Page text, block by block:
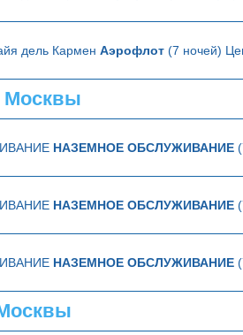
дель Кармен Аэрофлот (7 ночей)
НАЗЕМНОЕ ОБСЛУЖИВАНИЕ
НАЗЕМНОЕ ОБСЛУЖИВАНИЕ
НАЗЕМНОЕ ОБСЛУЖИВАНИЕ